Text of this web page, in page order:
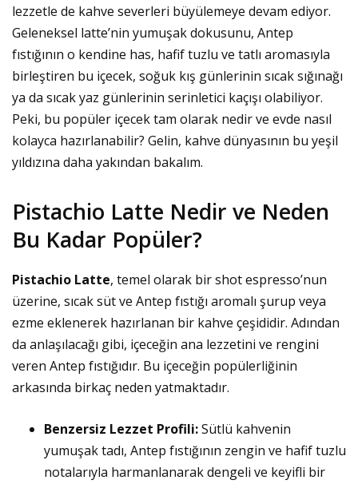
lezzetle de kahve severleri büyülemeye devam ediyor.
Geleneksel latte’nin yumuşak dokusunu, Antep
fıstığının o kendine has, hafif tuzlu ve tatlı aromasıyla
birleştiren bu içecek, soğuk kış günlerinin sıcak sığınağı
ya da sıcak yaz günlerinin serinletici kaçışı olabiliyor.
Peki, bu popüler içecek tam olarak nedir ve evde nasıl
kolayca hazırlanabilir? Gelin, kahve dünyasının bu yeşil
yıldızına daha yakından bakalım.
Pistachio Latte Nedir ve Neden
Bu Kadar Popüler?
Pistachio Latte, temel olarak bir shot espresso’nun
üzerine, sıcak süt ve Antep fıstığı aromalı şurup veya
ezme eklenerek hazırlanan bir kahve çeşididir. Adından
da anlaşılacağı gibi, içeceğin ana lezzetini ve rengini
veren Antep fıstığıdır. Bu içeceğin popülerliğinin
arkasında birkaç neden yatmaktadır.
Benzersiz Lezzet Profili:Sütlü kahvenin
yumuşak tadı, Antep fıstığının zengin ve hafif tuzlu
notalarıyla harmanlanarak dengeli ve keyifli bir